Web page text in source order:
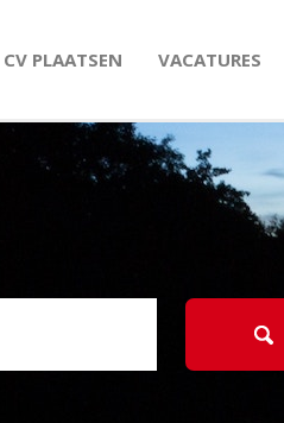
CV PLAATSEN VACATURES